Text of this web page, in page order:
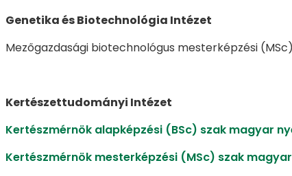
Genetika és Biotechnológia Intézet
Mezőgazdasági biotechnológus mesterképzési
Kertészettudományi Intézet
Kertészmérnök alapképzési (BSc) szak magyar
Kertészmérnök mesterképzési (MSc) szak